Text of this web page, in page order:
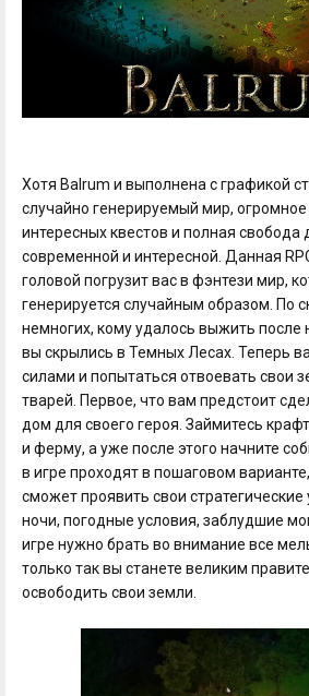
Хотя Balrum и выполнена с графикой
случайно генерируемый мир, огромное
интересных квестов и полная свобода
современной и интересной. Данная
головой погрузит вас в фэнтези мир,
генерируется случайным образом. По
немногих, кому удалось выжить после
вы скрылись в Темных Лесах. Теперь
силами и попытаться отвоевать свои
тварей. Первое, что вам предстоит
дом для своего героя. Займитесь
и ферму, а уже после этого начните
в игре проходят в пошаговом
сможет проявить свои
ночи, погодные условия, заблудшие
игре нужно брать во внимание все
только так вы станете великим
освободить свои земли.